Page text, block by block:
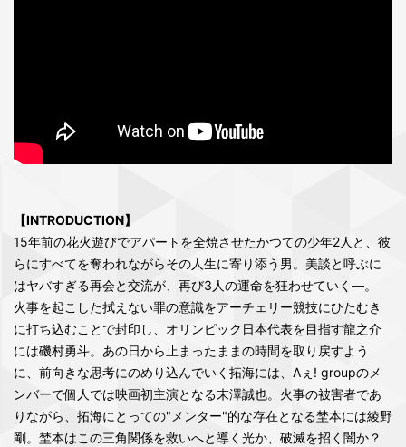
【INTRODUCTION】
15年前の花火遊びでアパートを全焼させたかつての少年2人と、彼
らにすべてを奪われながらその人生に寄り添う男。美談と呼ぶに
はヤバすぎる再会と交流が、再び3人の運命を狂わせていく—。
火事を起こした拭えない罪の意識をアーチェリー競技にひたむき
に打ち込むことで封印し、オリンピック日本代表を目指す龍之介
には磯村勇斗。あの日から止まったままの時間を取り戻すよう
に、前向きな思考にのめり込んでいく拓海には、Aぇ! groupのメ
ンバーで個人では映画初主演となる末澤誠也。火事の被害者であ
りながら、拓海にとっての"メンター"的な存在となる埜本には綾野
剛。埜本はこの三角関係を救いへと導く光か、破滅を招く闇か？